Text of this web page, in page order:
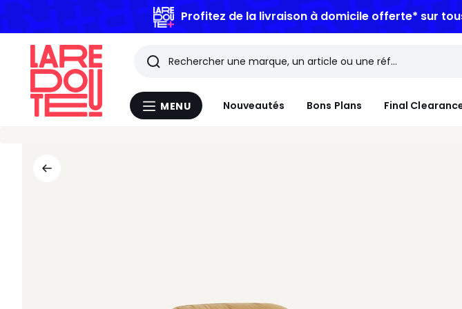
Profitez de la livraison à domicile offerte* sur
Menu
MENU Nouveautés Bons Plans Final
Rechercher
Les
derniers